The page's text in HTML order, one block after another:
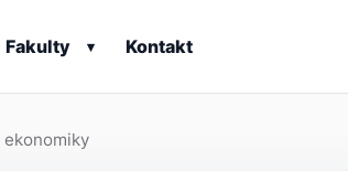
Fakulty ▾ Kontakt